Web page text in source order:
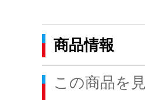
79cm×68cm
79cm×72cm
商品情報
この商品を